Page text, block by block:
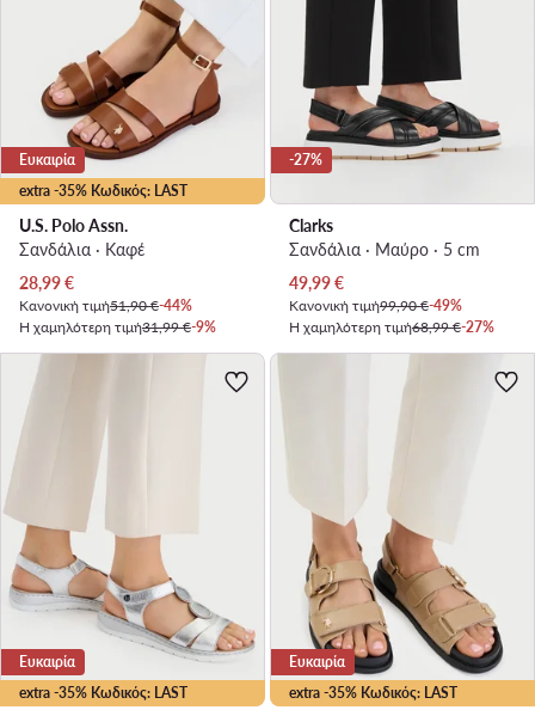
extra -35% Κωδικός: LAST
Ευκαιρία
U.S. Polo Assn.
Σανδάλια · Καφέ
Τρέχουσα τιμή
28,99€
Κανονική τιμή51,90 €-44%
Η χαμηλότερη τιμή31,99 €-9%
-27%
Clarks
Σανδάλια · Μαύρο · 5 cm
Τρέχουσα τιμή
49,99€
Κανονική τιμή99,90 €-49%
Η χαμηλότερη τιμή68,99 €-27%
extra -35% Κωδικός: LAST
Ευκαιρία
extra -35% Κωδικός: LAST
Ευκαιρία